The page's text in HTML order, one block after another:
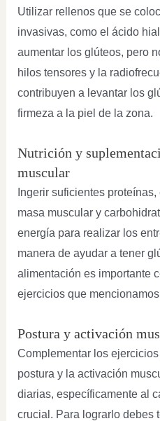
Utilizar rellenos que se
invasivas, como el ácido
aumentar los glúteos, pero
hilos tensores y la
contribuyen a levantar los
firmeza a la piel de la zona.
Nutrición y
muscular
Ingerir suficientes
masa muscular y
energía para realizar los
manera de ayudar a tener
alimentación es importante
ejercicios que
Postura y activación
Complementar los
postura y la activación
diarias, específicamente al
crucial. Para lograrlo debes